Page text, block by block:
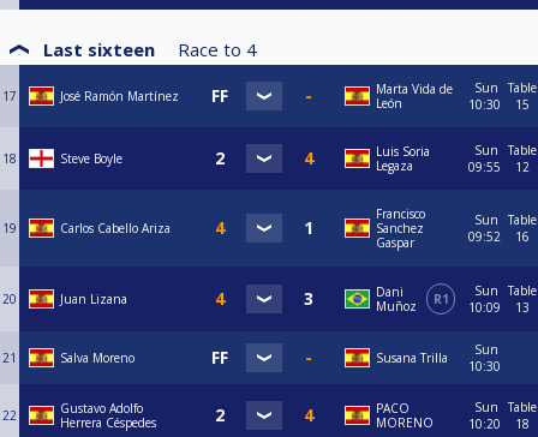
Last sixteen Race to 4
17 José Ramón Martínez
Marta Vida de
León
Sun
10:30
Table
15
18 Steve Boyle
Luis Soria
Legaza
Sun
09:55
Table
12
19 Carlos Cabello Ariza
Francisco
Sanchez
Gaspar
Sun
09:52
Table
16
20 Juan Lizana
Dani
Muñoz
R1
Sun
10:09
Table
13
21 Salva Moreno Susana Trilla
Sun
10:30
22
Gustavo Adolfo
Herrera Céspedes
PACO
MORENO
Sun
10:20
Table
18